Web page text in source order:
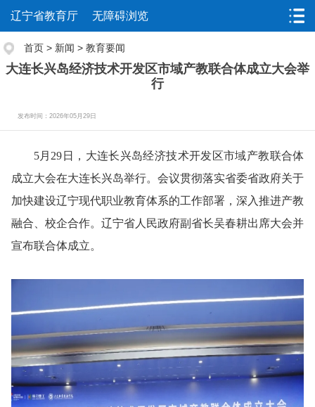
辽宁省教育厅 无障碍浏览
首页 > 新闻 > 教育要闻
大连长兴岛经济技术开发区市域产教联合体成立大会举
行
发布时间：2026年05月29日
5月29日，大连长兴岛经济技术开发区市域产教联合体
成立大会在大连长兴岛举行。会议贯彻落实省委省政府关于
加快建设辽宁现代职业教育体系的工作部署，深入推进产教
融合、校企合作。辽宁省人民政府副省长吴春耕出席大会并
宣布联合体成立。